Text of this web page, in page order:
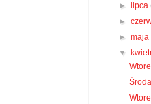
►
lipca
►
►maja
▼